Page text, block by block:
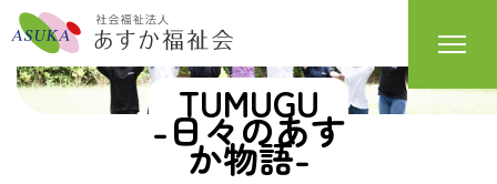
TUMUGU
-日々のあす
か物語-